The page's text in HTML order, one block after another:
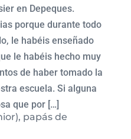
en Depeques.
porque durante todo
le habéis enseñado
le habéis hecho muy
de haber tomado la
escuela. Si alguna
que por […]
papás de